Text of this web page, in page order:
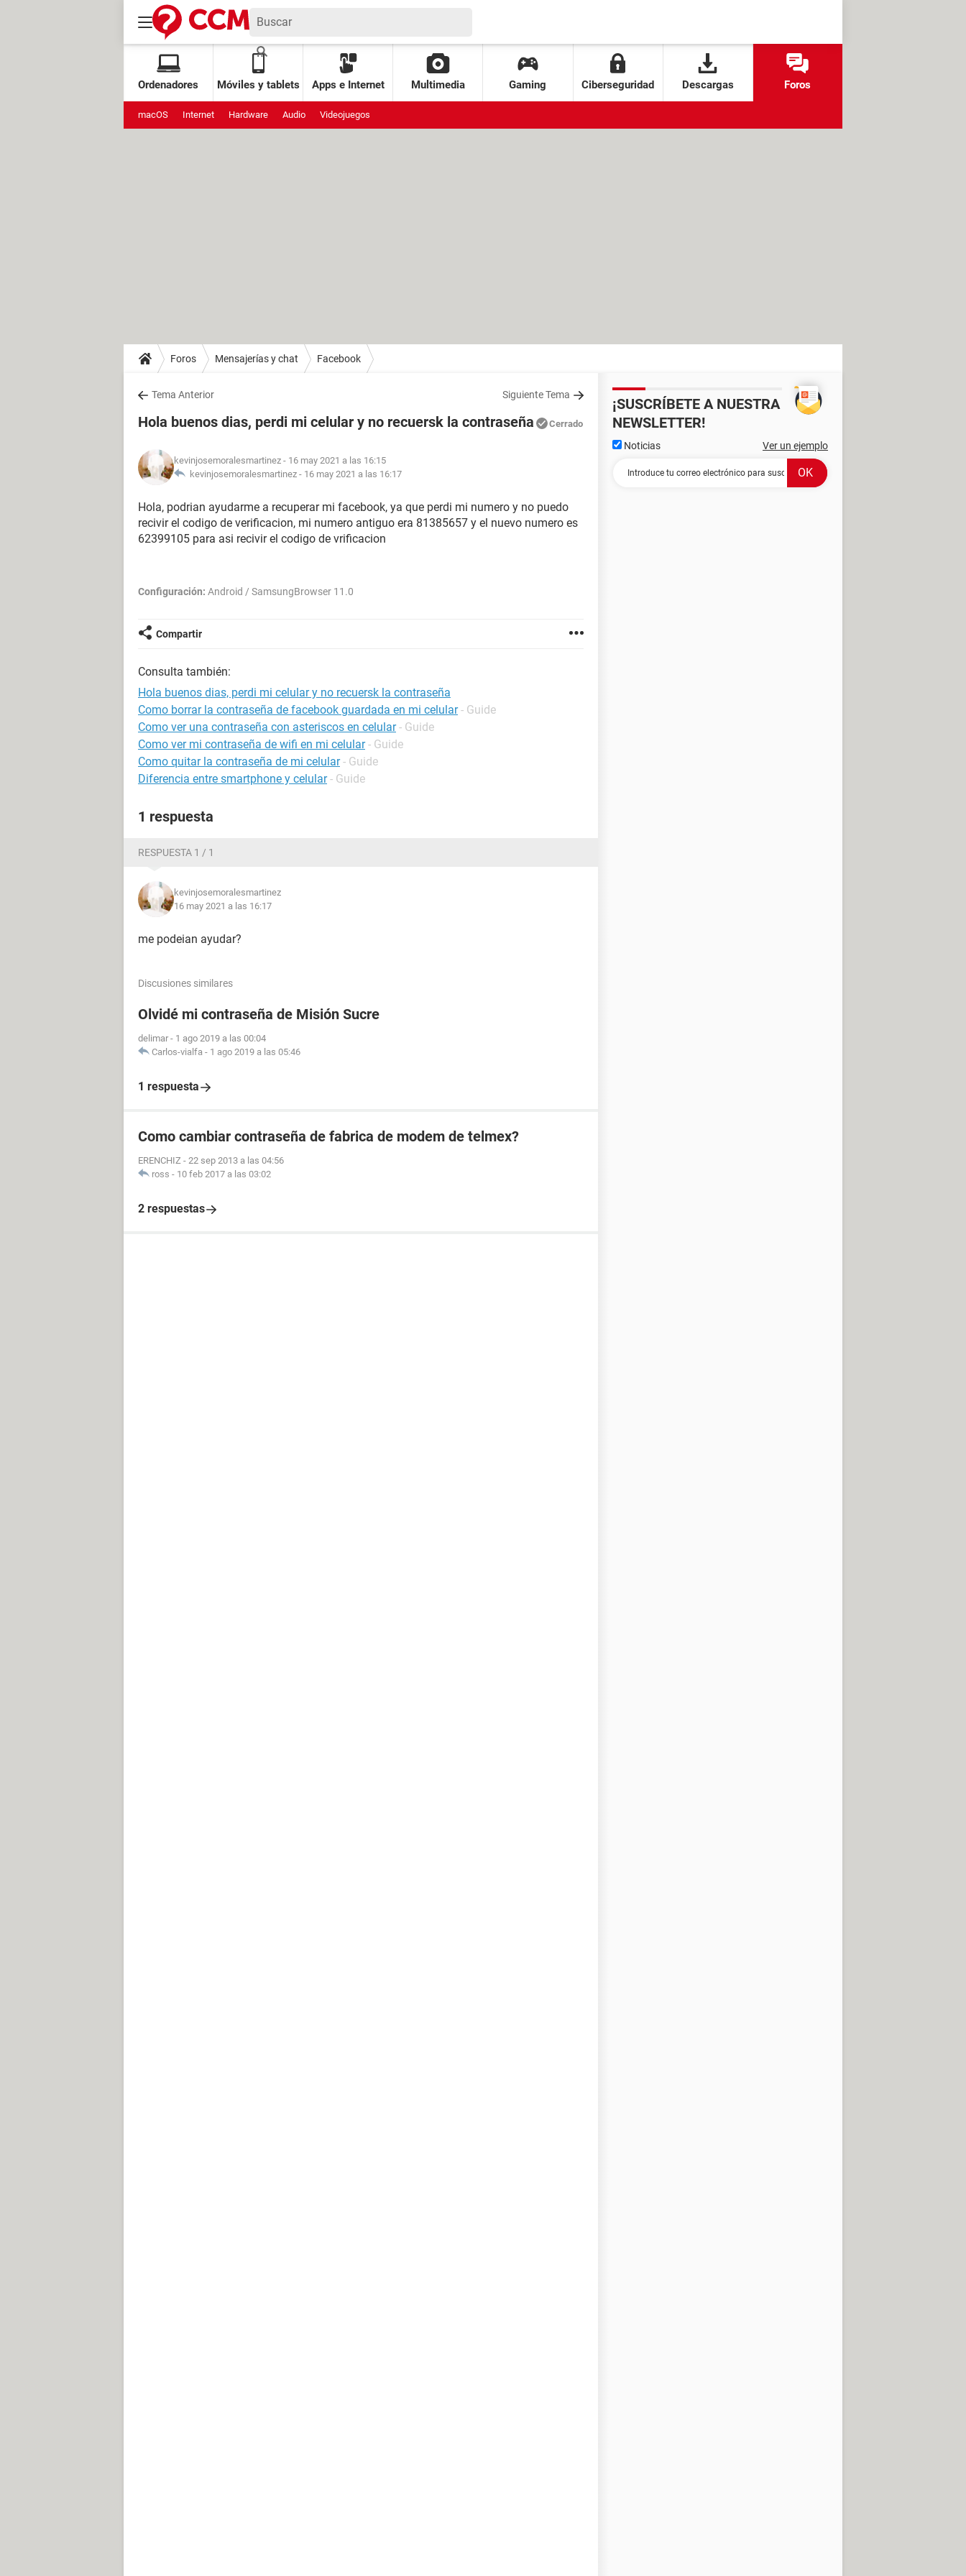
Ordenadores Móviles y tablets Apps e Internet Multimedia Gaming Ciberseguridad Descargas Foros
macOS Internet Hardware Audio Videojuegos
Foros Mensajerías y chat Facebook
Tema Anterior Siguiente Tema
Hola buenos dias, perdi mi celular y no recuersk la contraseña Cerrado
kevinjosemoralesmartinez - 16 may 2021 a las 16:15
kevinjosemoralesmartinez - 16 may 2021 a las 16:17
Hola, podrian ayudarme a recuperar mi facebook, ya que perdi mi numero y no puedo
recivir el codigo de verificacion, mi numero antiguo era 81385657 y el nuevo numero es
62399105 para asi recivir el codigo de vrificacion
Configuración: Android / SamsungBrowser 11.0
Compartir
Consulta también:
Hola buenos dias, perdi mi celular y no recuersk la contraseña
Como borrar la contraseña de facebook guardada en mi celular - Guide
Como ver una contraseña con asteriscos en celular - Guide
Como ver mi contraseña de wifi en mi celular - Guide
Como quitar la contraseña de mi celular - Guide
Diferencia entre smartphone y celular - Guide
1 respuesta
RESPUESTA 1 / 1
kevinjosemoralesmartinez
16 may 2021 a las 16:17
me podeian ayudar?
Discusiones similares
Olvidé mi contraseña de Misión Sucre
delimar - 1 ago 2019 a las 00:04
Carlos-vialfa - 1 ago 2019 a las 05:46
1 respuesta
Como cambiar contraseña de fabrica de modem de telmex?
ERENCHIZ - 22 sep 2013 a las 04:56
ross - 10 feb 2017 a las 03:02
2 respuestas
¡SUSCRÍBETE A NUESTRA
NEWSLETTER!
Noticias Ver un ejemplo